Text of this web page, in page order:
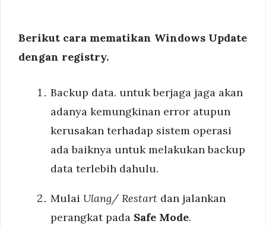
Berikut cara mematikan Windows Update
dengan registry.
Backup data. untuk berjaga jaga akan
adanya kemungkinan error atupun
kerusakan terhadap sistem operasi
ada baiknya untuk melakukan backup
data terlebih dahulu.
Mulai Ulang/ Restart dan jalankan
perangkat pada Safe Mode.